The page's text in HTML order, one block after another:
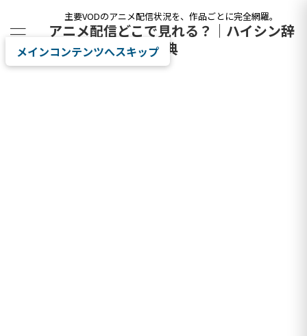
主要VODのアニメ配信状況を、作品ごとに完全網羅。
アニメ配信どこで見れる？｜ハイシン辞
典
メインコンテンツへスキップ